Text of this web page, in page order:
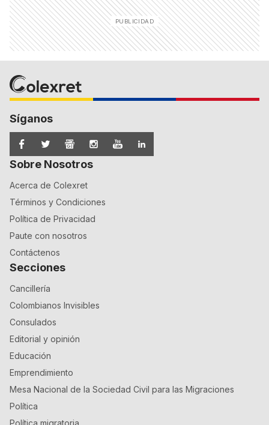
Síganos
Sobre Nosotros
Acerca de Colexret
Términos y Condiciones
Política de Privacidad
Paute con nosotros
Contáctenos
Secciones
Cancillería
Colombianos Invisibles
Consulados
Editorial y opinión
Educación
Emprendimiento
Mesa Nacional de la Sociedad Civil para las Migraciones
Política
Política migratoria